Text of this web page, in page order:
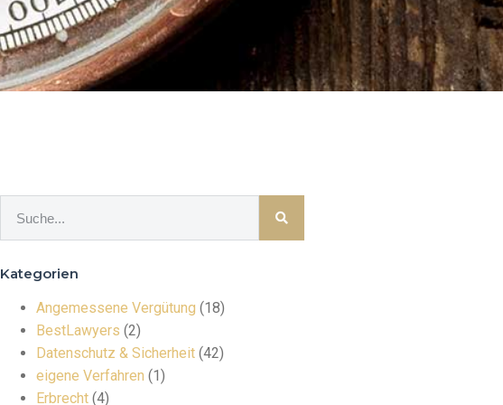
Kategorien
Angemessene Vergütung (18)
BestLawyers (2)
Datenschutz & Sicherheit(42)
eigene Verfahren (1)
Erbrecht(4)